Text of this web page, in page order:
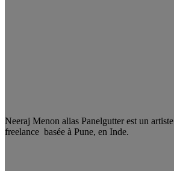
Neeraj Menon alias Panelgutter est un
freelance basée à Pune, en Inde.